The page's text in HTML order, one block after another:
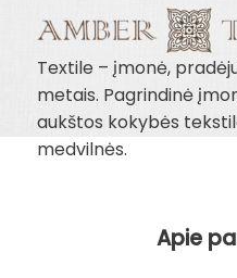
Textile – įmonė,
metais. Pagrindinė
aukštos kokybės
medvilnės.
Apie